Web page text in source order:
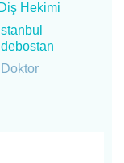
Diş Hekimi
İstanbul